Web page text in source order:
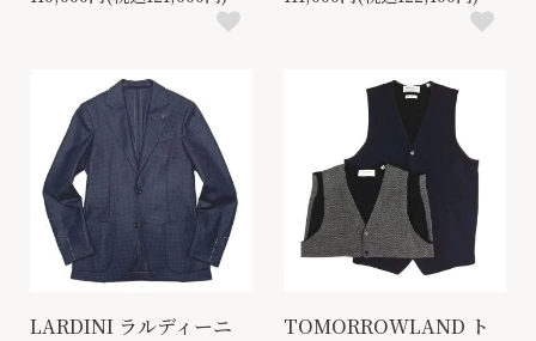
LARDINI ラルディーニ
TOMORROWLAND ト